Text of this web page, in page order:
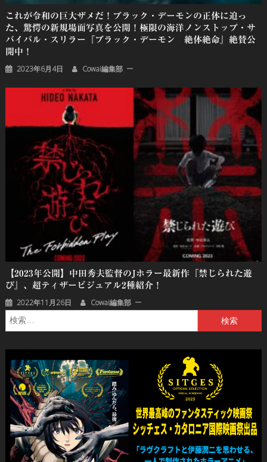
これが令和の巨大ザメだ！ブラック・デーモンの正体に迫っ
た、驚愕の新規場面写真を公開！極限の海洋ノンストップ・サ
バイバル・スリラー『ブラック・デーモン 絶体絶命』絶賛公
開中！
2023年6月4日 Cowai編集部
【2023年公開】中田秀夫監督のJホラー最新作『禁じられた遊
び』、超ティザービジュアル2種紹介！
2022年11月26日 Cowai編集部
索: